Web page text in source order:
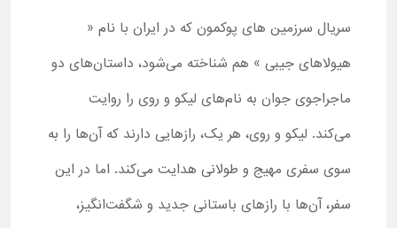
سریال سرزمین های پوکمون که در ایران با نام «
هیولاهای جیبی » هم شناخته می‌شود، داستان‌های دو
ماجراجوی جوان به نام‌های لیکو و روی را روایت
می‌کند. لیکو و روی، هر یک، رازهایی دارند که آن‌ها را به
سوی سفری مهیج و طولانی هدایت می‌کند. اما در این
سفر، آن‌ها با رازهای باستانی جدید و شگفت‌انگیز،